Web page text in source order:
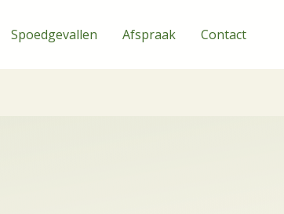
Spoedgevallen Afspraak Contact